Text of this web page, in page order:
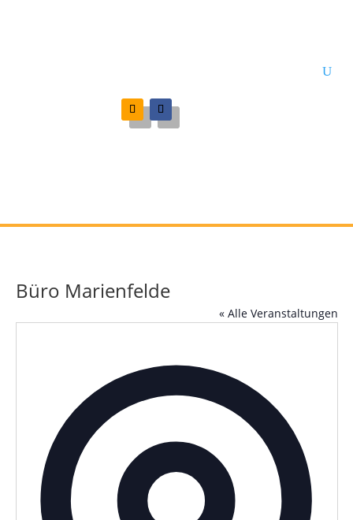
Büro Marienfelde
« Alle Veranstaltungen